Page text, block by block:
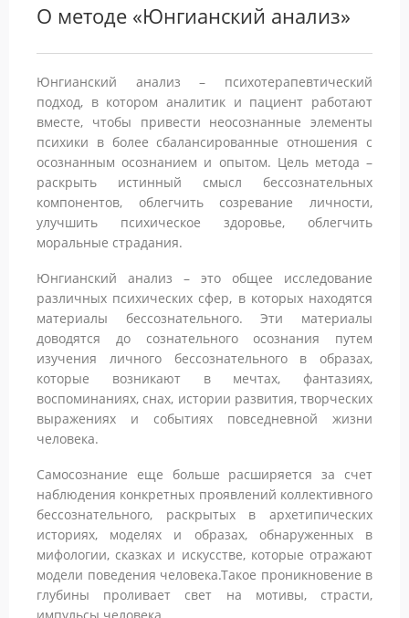
О методе «Юнгианский анализ»
Юнгианский анализ – психотерапевтический
подход, в котором аналитик и пациент работают
вместе, чтобы привести неосознанные элементы
психики в более сбалансированные отношения с
осознанным осознанием и опытом. Цель метода –
раскрыть истинный смысл бессознательных
компонентов, облегчить созревание личности,
улучшить психическое здоровье, облегчить
моральные страдания.
Юнгианский анализ – это общее исследование
различных психических сфер, в которых находятся
материалы бессознательного. Эти материалы
доводятся до сознательного осознания путем
изучения личного бессознательного в образах,
которые возникают в мечтах, фантазиях,
воспоминаниях, снах, истории развития, творческих
выражениях и событиях повседневной жизни
человека.
Самосознание еще больше расширяется за счет
наблюдения конкретных проявлений коллективного
бессознательного, раскрытых в архетипических
историях, моделях и образах, обнаруженных в
мифологии, сказках и искусстве, которые отражают
модели поведения человека.Такое проникновение в
глубины проливает свет на мотивы, страсти,
импульсы человека.